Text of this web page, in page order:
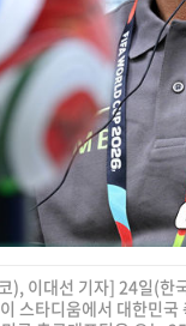
), 이대선 기자] 24일(한
스타디움에서 대한민국